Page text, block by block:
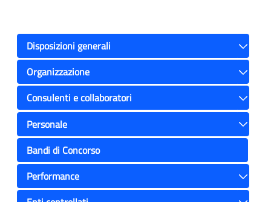
Disposizioni generali
Toggle
Organizzazione
Toggle
Consulenti e collaboratori
Toggle
Personale
Toggle
Bandi di Concorso
Performance
Toggle